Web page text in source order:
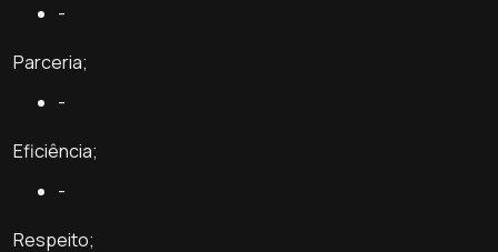
-
Parceria;
-
Eficiência;
-
Respeito;